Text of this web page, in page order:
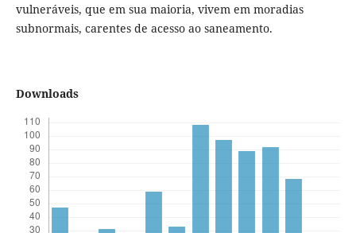
vulneráveis, que em sua maioria, vivem em moradias
subnormais, carentes de acesso ao saneamento.
Downloads